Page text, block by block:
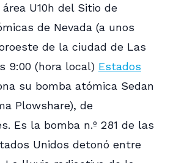
U10h del Sitio de
de Nevada (a unos
de la ciudad de Las
9:00 (hora local) Estados
su bomba atómica Sedan
Plowshare), de
Es la bomba n.º 281 de las
Unidos detonó entre